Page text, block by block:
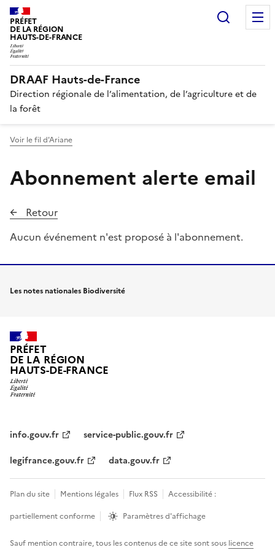
PRÉFET
DE LA RÉGION
HAUTS-DE-FRANCE
DRAAF Hauts-de-France
Direction régionale de l’alimentation, de l’agriculture et de
la forêt
Voir le fil d'Ariane
Abonnement alerte email
Retour
Aucun événement n'est proposé à l'abonnement.
Les notes nationales Biodiversité
PRÉFET
DE LA RÉGION
HAUTS-DE-FRANCE
info.gouv.fr
service-public.gouv.fr
legifrance.gouv.fr
data.gouv.fr
Plan du site Mentions légales Flux RSS
Accessibilité :
partiellement conforme
Paramètres d'affichage
Sauf mention contraire, tous les contenus de ce site sont sous licence